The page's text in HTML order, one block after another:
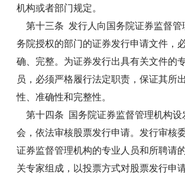
机构或者部门规定。
第十三条 发行人向国务院证券监督管
务院授权的部门的证券发行申请文件，
确、完整。为证券发行出具有关文件的
员，必须严格履行法定职责，保证其所
性、准确性和完整性。
第十四条 国务院证券监督管理机构设
会，依法审核股票发行申请。发行审核
证券监督管理机构的专业人员和所聘请
关专家组成，以投票方式对股票发行申